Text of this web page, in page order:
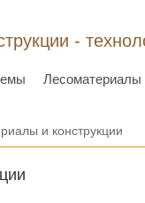
-
Лесоматериалы
и конструкции